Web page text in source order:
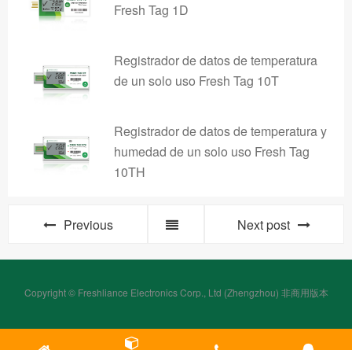
Fresh Tag 1D
Registrador de datos de temperatura
de un solo uso Fresh Tag 10T
Registrador de datos de temperatura y
humedad de un solo uso Fresh Tag
10TH
Previous Next post
Copyright © Freshliance Electronics Corp., Ltd (Zhengzhou) 非商用版本